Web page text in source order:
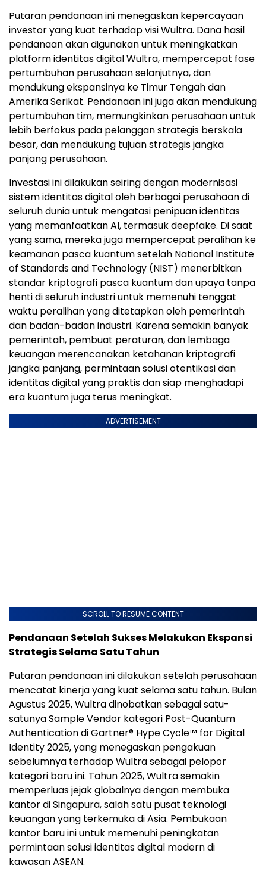
Putaran pendanaan ini menegaskan kepercayaan
investor yang kuat terhadap visi Wultra. Dana hasil
pendanaan akan digunakan untuk meningkatkan
platform identitas digital Wultra, mempercepat fase
pertumbuhan perusahaan selanjutnya, dan
mendukung ekspansinya ke Timur Tengah dan
Amerika Serikat. Pendanaan ini juga akan mendukung
pertumbuhan tim, memungkinkan perusahaan untuk
lebih berfokus pada pelanggan strategis berskala
besar, dan mendukung tujuan strategis jangka
panjang perusahaan.
Investasi ini dilakukan seiring dengan modernisasi
sistem identitas digital oleh berbagai perusahaan di
seluruh dunia untuk mengatasi penipuan identitas
yang memanfaatkan AI, termasuk deepfake. Di saat
yang sama, mereka juga mempercepat peralihan ke
keamanan pasca kuantum setelah National Institute
of Standards and Technology (NIST) menerbitkan
standar kriptografi pasca kuantum dan upaya tanpa
henti di seluruh industri untuk memenuhi tenggat
waktu peralihan yang ditetapkan oleh pemerintah
dan badan-badan industri. Karena semakin banyak
pemerintah, pembuat peraturan, dan lembaga
keuangan merencanakan ketahanan kriptografi
jangka panjang, permintaan solusi otentikasi dan
identitas digital yang praktis dan siap menghadapi
era kuantum juga terus meningkat.
ADVERTISEMENT
SCROLL TO RESUME CONTENT
Pendanaan Setelah Sukses Melakukan Ekspansi
Strategis Selama Satu Tahun
Putaran pendanaan ini dilakukan setelah perusahaan
mencatat kinerja yang kuat selama satu tahun. Bulan
Agustus 2025, Wultra dinobatkan sebagai satu-
satunya Sample Vendor kategori Post-Quantum
Authentication di Gartner® Hype Cycle™ for Digital
Identity 2025, yang menegaskan pengakuan
sebelumnya terhadap Wultra sebagai pelopor
kategori baru ini. Tahun 2025, Wultra semakin
memperluas jejak globalnya dengan membuka
kantor di Singapura, salah satu pusat teknologi
keuangan yang terkemuka di Asia. Pembukaan
kantor baru ini untuk memenuhi peningkatan
permintaan solusi identitas digital modern di
kawasan ASEAN.